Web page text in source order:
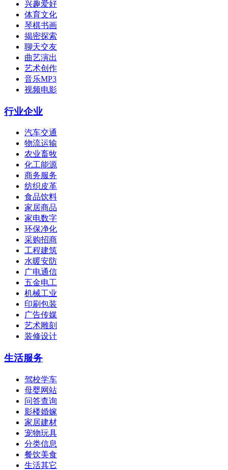
兴趣爱好
体育文化
琴棋书画
揭密探索
聊天交友
曲艺演出
艺术创作
音乐MP3
视频电影
行业企业
汽车交通
物流运输
农业畜牧
化工能源
商务服务
纺织皮革
食品饮料
家居商品
家电数字
环保净化
采购招商
工程建筑
水暖安防
广电通信
五金电工
机械工业
印刷包装
广告传媒
艺术雕刻
装修设计
生活服务
驾校学车
母婴网站
问答查询
影楼婚嫁
家居建材
宠物玩具
分类信息
餐饮美食
生活其它